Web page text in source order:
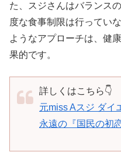
た、スジさんはバランス
度な食事制限は行ってい
ようなアプローチは、健
果的です。
詳しくはこちら👇
元miss Aスジ ダイ
永遠の『国民の初